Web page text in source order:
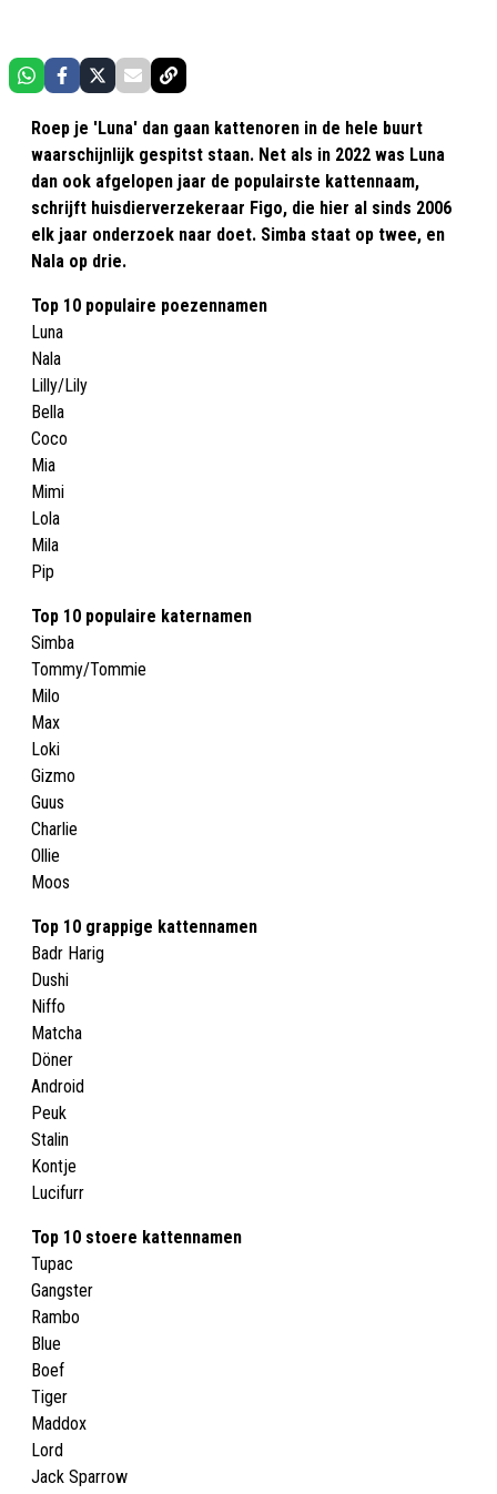
Roep je 'Luna' dan gaan kattenoren in de hele buurt
waarschijnlijk gespitst staan. Net als in 2022 was Luna
dan ook afgelopen jaar de populairste kattennaam,
schrijft huisdierverzekeraar Figo, die hier al sinds 2006
elk jaar onderzoek naar doet. Simba staat op twee, en
Nala op drie.
Top 10 populaire poezennamen
Luna
Nala
Lilly/Lily
Bella
Coco
Mia
Mimi
Lola
Mila
Pip
Top 10 populaire katernamen
Simba
Tommy/Tommie
Milo
Max
Loki
Gizmo
Guus
Charlie
Ollie
Moos
Top 10 grappige kattennamen
Badr Harig
Dushi
Niffo
Matcha
Döner
Android
Peuk
Stalin
Kontje
Lucifurr
Top 10 stoere kattennamen
Tupac
Gangster
Rambo
Blue
Boef
Tiger
Maddox
Lord
Jack Sparrow